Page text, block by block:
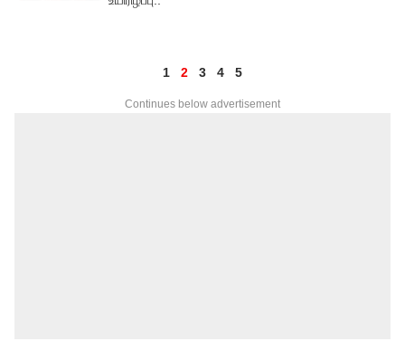
1 2 3 4 5
Continues below advertisement